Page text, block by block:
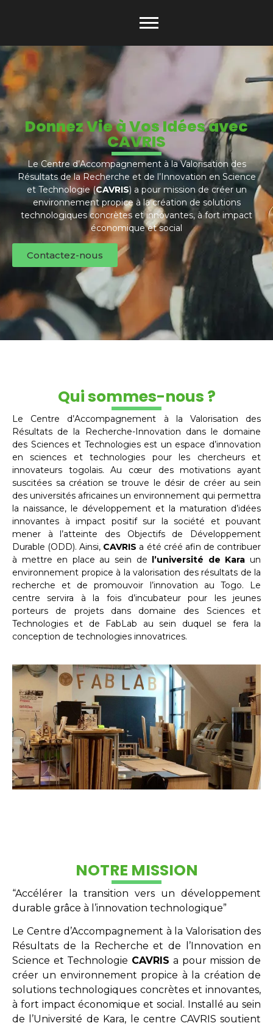
Donnez Vie à Vos Idées avec
CAVRIS
Le Centre d’Accompagnement à la Valorisation des
Résultats de la Recherche et de l’Innovation en Science
et Technologie (CAVRIS) a pour mission de créer un
environnement propice à la création de solutions
technologiques concrètes et innovantes, à fort impact
économique et social
Contactez-nous
Qui sommes-nous ?
Le Centre d’Accompagnement à la Valorisation des
Résultats de la Recherche-Innovation dans le domaine
des Sciences et Technologies est un espace d’innovation
en sciences et technologies pour les chercheurs et
innovateurs togolais. Au cœur des motivations ayant
suscitées sa création se trouve le désir de créer au sein
des universités africaines un environnement qui permettra
la naissance, le développement et la maturation d’idées
innovantes à impact positif sur la société et pouvant
mener à l’atteinte des Objectifs de Développement
Durable (ODD). Ainsi, CAVRIS a été créé afin de contribuer
à mettre en place au sein de
l’université de Kara un
environnement propice à la valorisation des résultats de la
recherche et de promouvoir l’innovation au Togo. Le
centre servira à la fois d’incubateur pour les jeunes
porteurs de projets dans domaine des Sciences et
Technologies et de FabLab au sein duquel se fera la
conception de technologies innovatrices.
NOTRE MISSION
“Accélérer la transition vers un développement
durable grâce à l’innovation technologique”
Le Centre d’Accompagnement à la Valorisation des
Résultats de la Recherche et de l’Innovation en
Science et Technologie CAVRIS a pour mission de
créer un environnement propice à la création de
solutions technologiques concrètes et innovantes,
à fort impact économique et social. Installé au sein
de l’Université de Kara, le centre CAVRIS soutient